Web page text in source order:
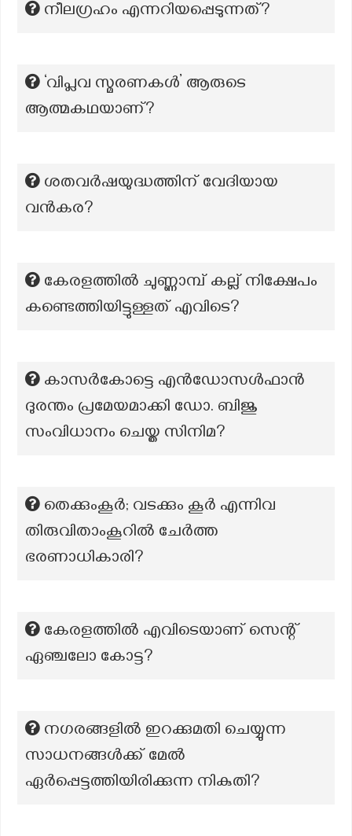
നീലഗ്രഹം എന്നറിയപ്പെടുന്നത്?
‘വിപ്ലവ സ്മരണകൾ’ ആരുടെ
ആത്മകഥയാണ്?
ശതവർഷയുദ്ധത്തിന് വേദിയായ
വൻകര?
കേരളത്തിൽ ചുണ്ണാമ്പ് കല്ല് നിക്ഷേപം
കണ്ടെത്തിയിട്ടുള്ളത് എവിടെ?
കാസര്‍കോട്ടെ എന്‍ഡോസള്‍ഫാന്‍
ദുരന്തം പ്രമേയമാക്കി ഡോ. ബിജു
സംവിധാനം ചെയ്ത സിനിമ?
തെക്കുംകൂർ; വടക്കും കൂർ എന്നിവ
തിരുവിതാംകൂറിൽ ചേർത്ത
ഭരണാധികാരി?
കേരളത്തിൽ എവിടെയാണ് സെന്റ്
ഏഞ്ചലോ കോട്ട?
നഗരങ്ങളിൽ ഇറക്കുമതി ചെയ്യുന്ന
സാധനങ്ങൾക്ക് മേൽ
ഏർപ്പെട്ടത്തിയിരിക്കുന്ന നികുതി?